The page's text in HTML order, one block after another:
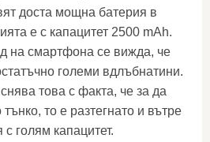
доста мощна батерия в
е с капацитет 2500 mAh.
на смартфона се вижда, че
големи вдлъбнатини.
това с факта, че за да
то е разтегнато и вътре
голям капацитет.